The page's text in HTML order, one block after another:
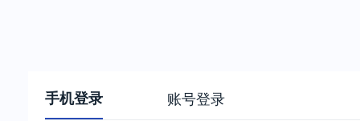
手机登录 账号登录